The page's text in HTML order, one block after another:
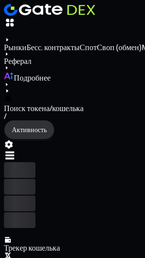
РынкиБесс. контрактыСпотСвоп (обмен)
Реферал
Подробнее
Поиск токена/кошелька
/
Активность
Трекер кошелька